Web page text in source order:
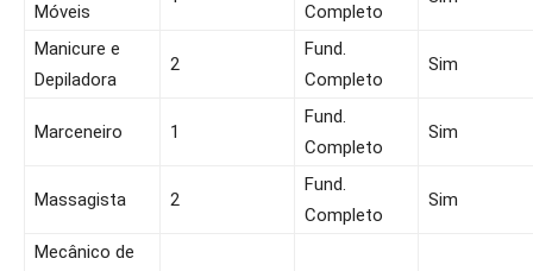
Móveis
Completo
Manicure e
Depiladora
2
Fund.
Completo
Sim
Marceneiro 1
Fund.
Completo
Sim
Massagista 2
Fund.
Completo
Sim
Mecânico de